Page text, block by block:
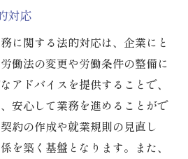
対応
に関する法的対応は、企業にと
働法の変更や労働条件の整備に
アドバイスを提供することで、
安心して業務を進めることがで
約の作成や就業規則の見直し
を築く基盤となります。また、